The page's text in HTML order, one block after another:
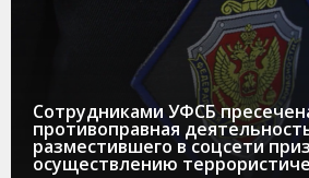
Сотрудниками УФСБ
противоправная
разместившего в соцсети
осуществлению